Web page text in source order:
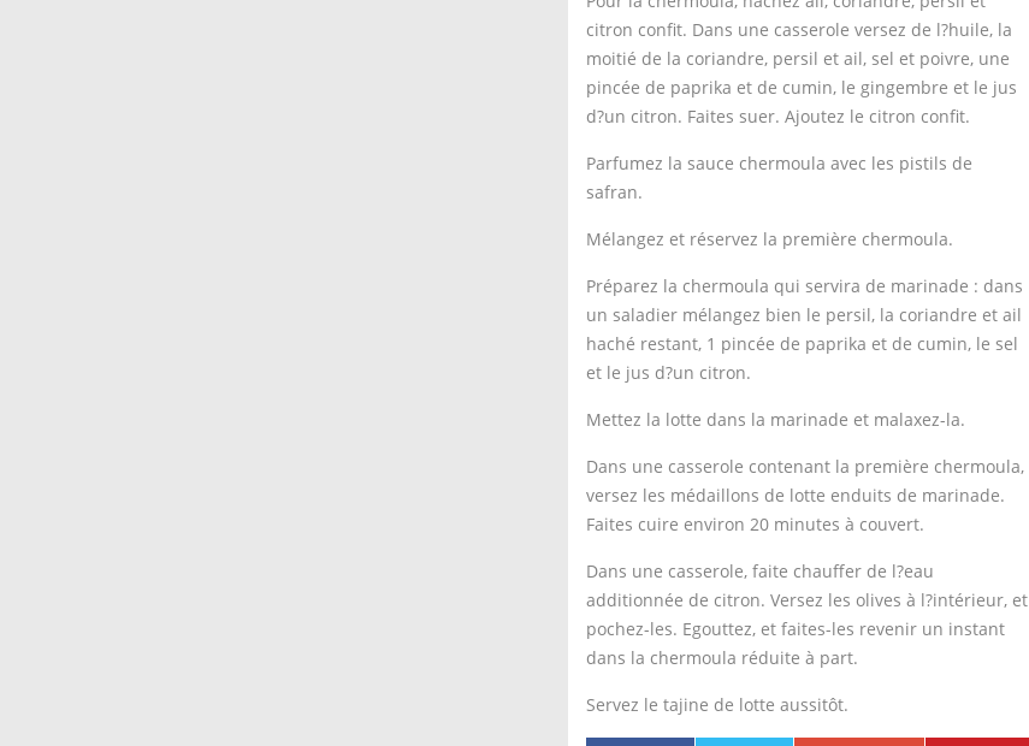
citron confit. Dans une casserole versez de l?huile, la
moitié de la coriandre, persil et ail, sel et poivre, une
pincée de paprika et de cumin, le gingembre et le jus
d?un citron. Faites suer. Ajoutez le citron confit.
Parfumez la sauce chermoula avec les pistils de
safran.
Mélangez et réservez la première chermoula.
Préparez la chermoula qui servira de marinade : dans
un saladier mélangez bien le persil, la coriandre et ail
haché restant, 1 pincée de paprika et de cumin, le sel
et le jus d?un citron.
Mettez la lotte dans la marinade et malaxez-la.
Dans une casserole contenant la première chermoula,
versez les médaillons de lotte enduits de marinade.
Faites cuire environ 20 minutes à couvert.
Dans une casserole, faite chauffer de l?eau
additionnée de citron. Versez les olives à l?intérieur, et
pochez-les. Egouttez, et faites-les revenir un instant
dans la chermoula réduite à part.
Servez le tajine de lotte aussitôt.